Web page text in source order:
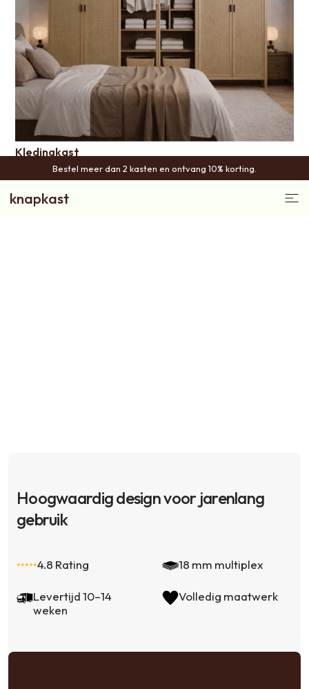
Bestel meer dan 2 kasten en ontvang 10% korting.
knapkast
Kledingkast
Hoogwaardig design voor jarenlang
gebruik
4.8 Rating 18 mm multiplex
Levertijd 10–14
weken
Volledig maatwerk